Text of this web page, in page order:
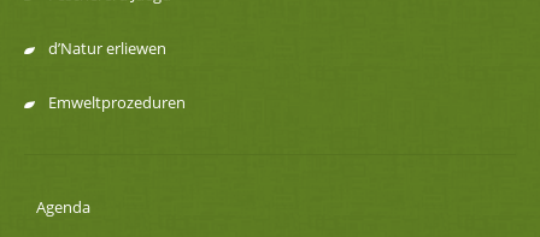
d’Natur erliewen
Emweltprozeduren
Agenda